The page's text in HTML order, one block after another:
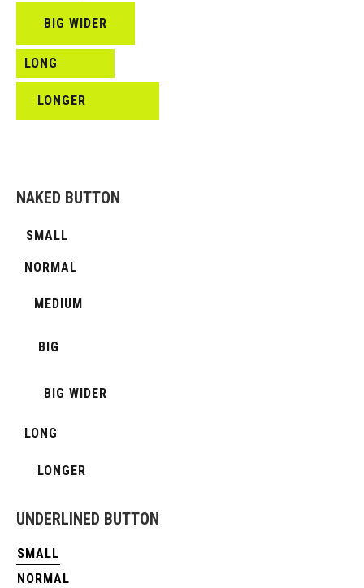
BIG WIDER
LONG
LONGER
NAKED BUTTON
SMALL
NORMAL
MEDIUM
BIG
BIG WIDER
LONG
LONGER
UNDERLINED BUTTON
SMALL
NORMAL